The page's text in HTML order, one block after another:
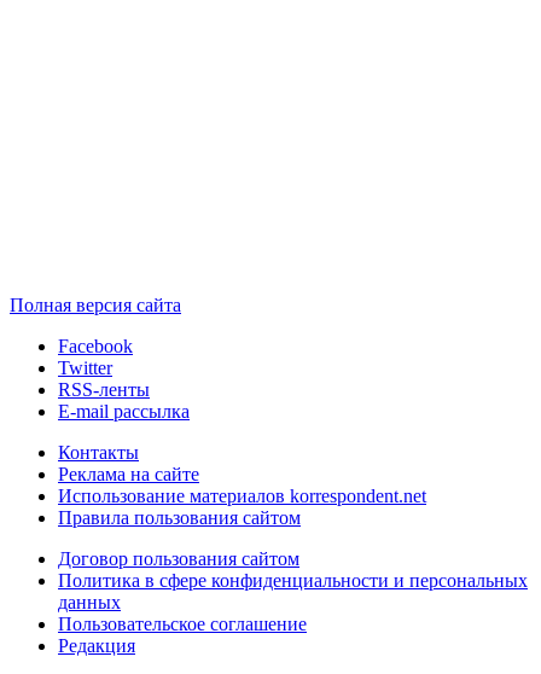
Полная версия сайта
Facebook
Twitter
RSS-ленты
E-mail рассылка
Контакты
Реклама на сайте
Использование материалов korrespondent.net
Правила пользования сайтом
Договор пользования сайтом
Политика в сфере конфиденциальности и персональных
данных
Пользовательское соглашение
Редакция